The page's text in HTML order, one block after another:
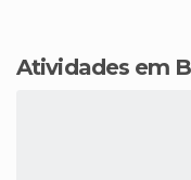
Atividades em